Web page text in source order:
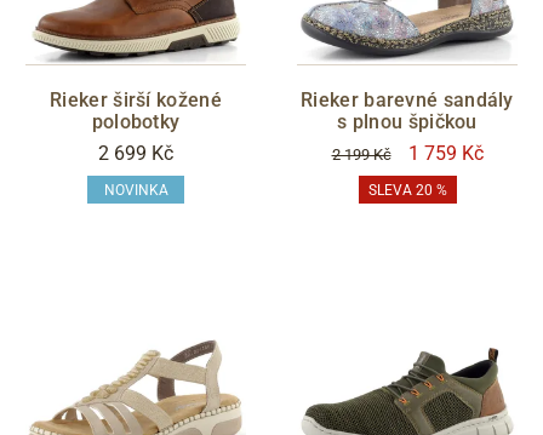
Rieker širší kožené
polobotky
2 699 Kč
NOVINKA
Rieker barevné sandály
s plnou špičkou
2 199 Kč 1 759 Kč
SLEVA 20 %